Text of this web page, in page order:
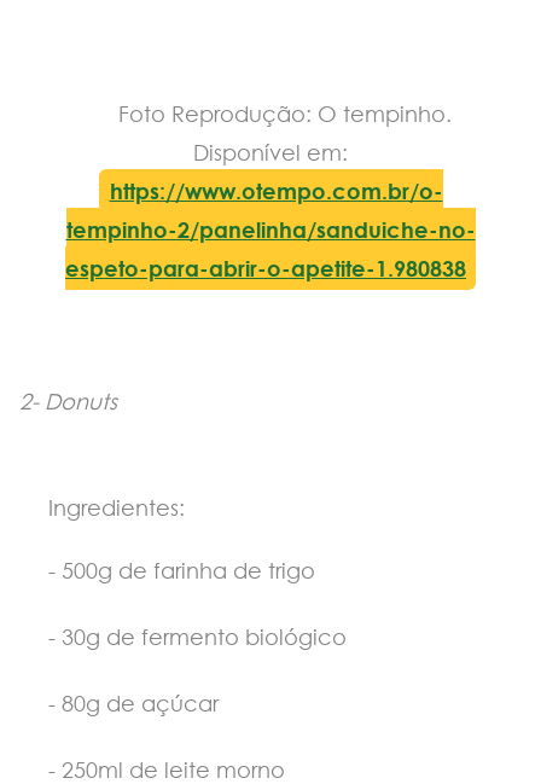
Foto Reprodução: O tempinho.
Disponível em:
https://www.otempo.com.br/o-
tempinho-2/panelinha/sanduiche-no-
espeto-para-abrir-o-apetite-1.980838
2- Donuts
Ingredientes:
- 500g de farinha de trigo
- 30g de fermento biológico
- 80g de açúcar
- 250ml de leite morno